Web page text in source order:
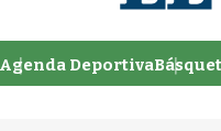
Agenda Deportiva